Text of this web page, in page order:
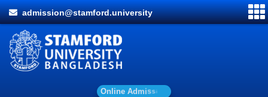
admission@stamford.university
Onl ine Ad missi